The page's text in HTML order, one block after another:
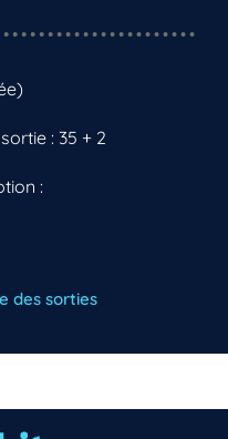
: 35 + 2
:
des sorties
inscrit à Biolit ?
maintenant